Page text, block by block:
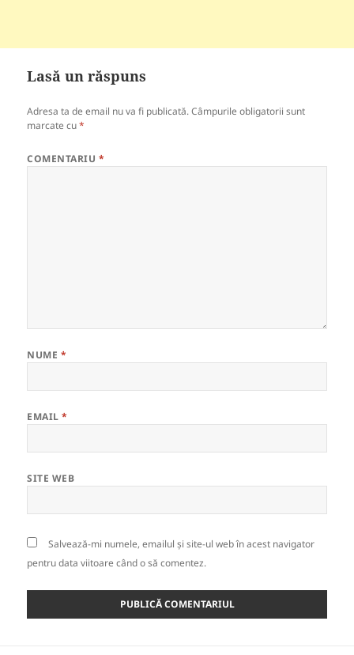
Lasă un răspuns
Adresa ta de email nu va fi publicată. Câmpurile obligatorii sunt
marcate cu*
COMENTARIU *
NUME *
EMAIL*
SITE WEB
Salvează-mi numele, emailul și site-ul web în acest navigator
pentru data viitoare când o să comentez.